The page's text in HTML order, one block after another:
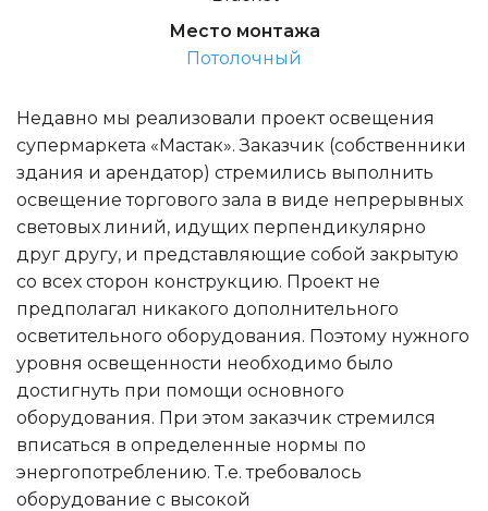
Место монтажа
Потолочный
Недавно мы реализовали проект освещения
супермаркета «Мастак». Заказчик (собственники
здания и арендатор) стремились выполнить
освещение торгового зала в виде непрерывных
световых линий, идущих перпендикулярно
друг другу, и представляющие собой закрытую
со всех сторон конструкцию. Проект не
предполагал никакого дополнительного
осветительного оборудования. Поэтому нужного
уровня освещенности необходимо было
достигнуть при помощи основного
оборудования. При этом заказчик стремился
вписаться в определенные нормы по
энергопотреблению. Т.е. требовалось
оборудование с высокой